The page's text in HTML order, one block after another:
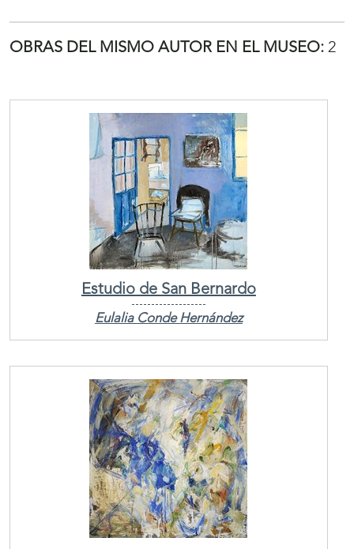
OBRAS DEL MISMO AUTOR EN EL MUSEO: 2
Estudio de San Bernardo
Eulalia Conde Hernández